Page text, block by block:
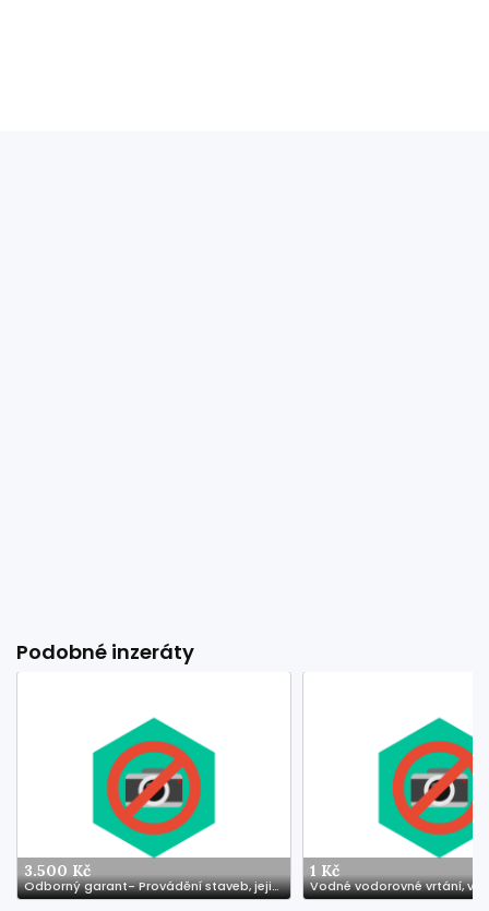
Podobné inzeráty
3.500 Kč
Odborný garant- Provádění staveb, jejich změn a odstraňování
1 Kč
Vodné vodorovné vrtání,